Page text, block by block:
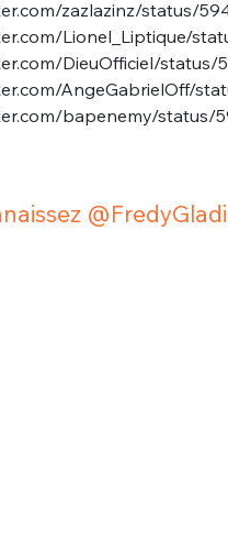
zazlazinz/status/
Lionel_Liptique/
DieuOfficiel/status/
AngeGabrielOff/
bapenemy/status/
JE M'INSCRIS